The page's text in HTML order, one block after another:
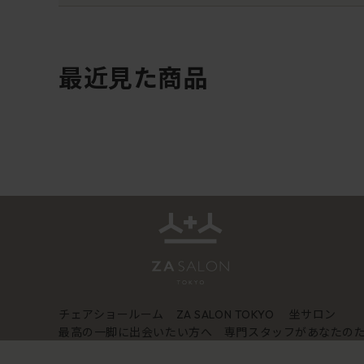
最近見た商品
チェアショールーム ZA SALON TOKYO
坐サロン
最高の一脚に出会いたい方へ 専門スタッフがあなたの